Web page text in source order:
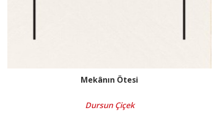
Mekânın Ötesi
Dursun Çiçek